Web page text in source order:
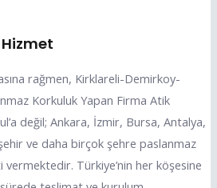
rağmen, Kirklareli-Demirkoy-
Korkuluk Yapan Firma Atik
değil; Ankara, İzmir, Bursa, Antalya,
ve daha birçok şehre paslanmaz
Türkiye’nin her köşesine